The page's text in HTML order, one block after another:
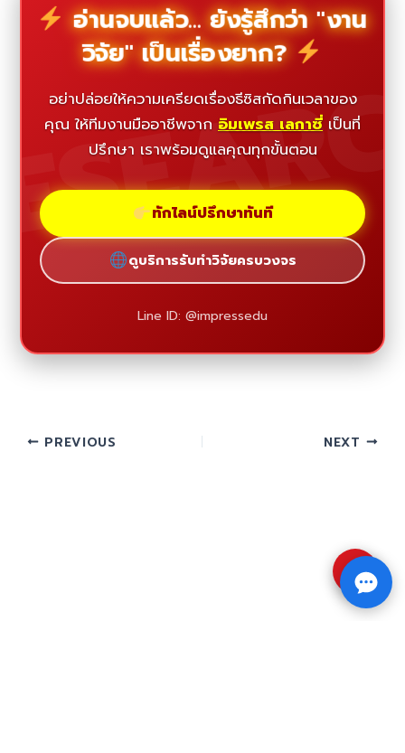
อ่านจบแล้ว... ยังรู้สึกว่า "งาน
วิจัย" เป็นเรื่องยาก?
อย่าปล่อยให้ความเครียดเรื่องธีซิสกัดกินเวลาของ
คุณ ให้ทีมงานมืออาชีพจาก อิมเพรส เลกาซี่ เป็นที่
ปรึกษา เราพร้อมดูแลคุณทุกขั้นตอน
ทักไลน์ปรึกษาทันที
ดูบริการรับทำวิจัยครบวงจร
Line ID: @impressedu
PREVIOUS NEXT
⇧